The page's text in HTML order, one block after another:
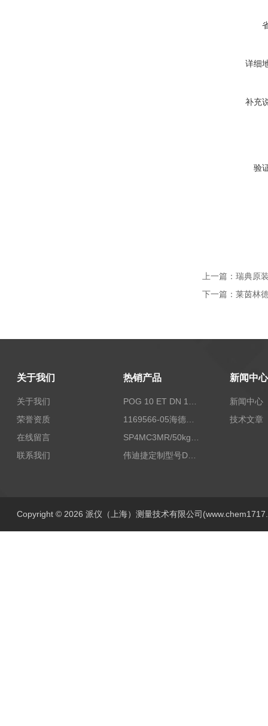
详细
补充
验
上一篇： 瑞典原
下一篇： 莱茵林
关于我们
关于我们
荣誉资质
在线留言
联系我们
热销产品
1169566-05海德汉西门子编码器现货
伟迪捷定制型号DHM506-5000-002
新闻中心
新闻中心
技术文章
Copyright © 2026 派仪（上海）测量技术有限公司